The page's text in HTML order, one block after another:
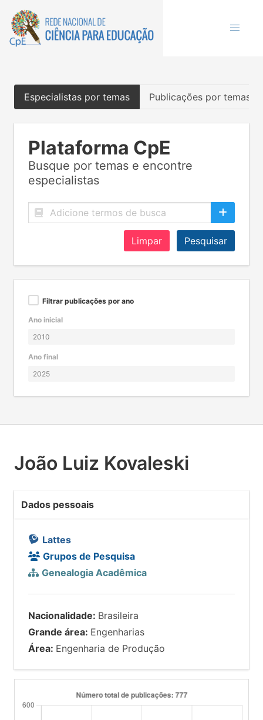
Especialistas por temas Publicações por temas
Plataforma CpE
Busque por temas e encontre
especialistas
Limpar Pesquisar
Filtrar publicações por ano
Ano inicial
Ano final
João Luiz Kovaleski
Dados pessoais
Lattes
Grupos de Pesquisa
Genealogia Acadêmica
Nacionalidade: Brasileira
Grande área: Engenharias
Área: Engenharia de Produção